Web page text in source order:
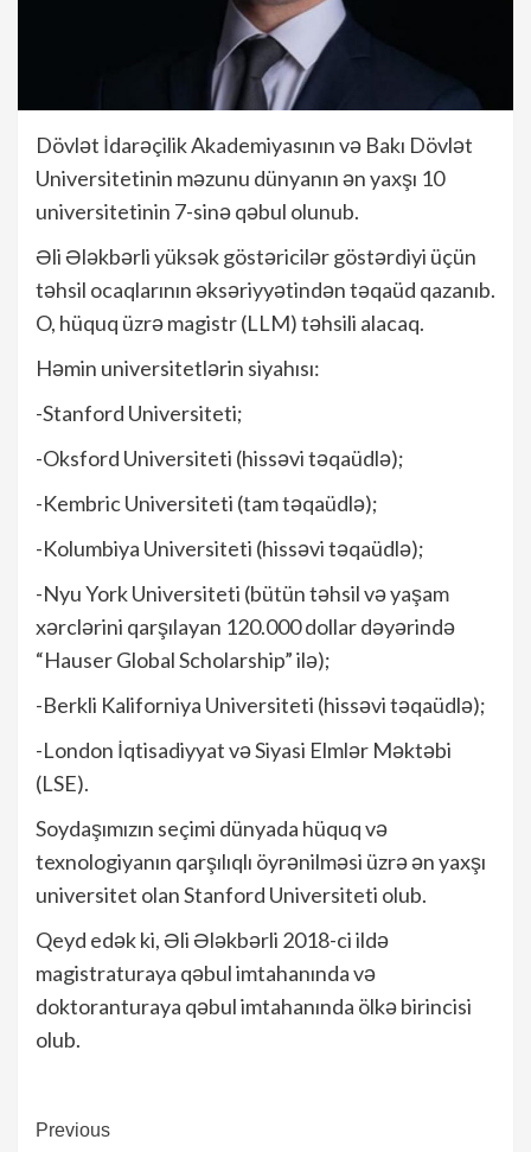
Dövlət İdarəçilik Akademiyasının və Bakı Dövlət
Universitetinin məzunu dünyanın ən yaxşı 10
universitetinin 7-sinə qəbul olunub.
Əli Ələkbərli yüksək göstəricilər göstərdiyi üçün
təhsil ocaqlarının əksəriyyətindən təqaüd qazanıb.
O, hüquq üzrə magistr (LLM) təhsili alacaq.
Həmin universitetlərin siyahısı:
-Stanford Universiteti;
-Oksford Universiteti (hissəvi təqaüdlə);
-Kembric Universiteti (tam təqaüdlə);
-Kolumbiya Universiteti (hissəvi təqaüdlə);
-Nyu York Universiteti (bütün təhsil və yaşam
xərclərini qarşılayan 120.000 dollar dəyərində
“Hauser Global Scholarship” ilə);
-Berkli Kaliforniya Universiteti (hissəvi təqaüdlə);
-London İqtisadiyyat və Siyasi Elmlər Məktəbi
(LSE).
Soydaşımızın seçimi dünyada hüquq və
texnologiyanın qarşılıqlı öyrənilməsi üzrə ən yaxşı
universitet olan Stanford Universiteti olub.
Qeyd edək ki, Əli Ələkbərli 2018-ci ildə
magistraturaya qəbul imtahanında və
doktoranturaya qəbul imtahanında ölkə birincisi
olub.
Continue
Previous